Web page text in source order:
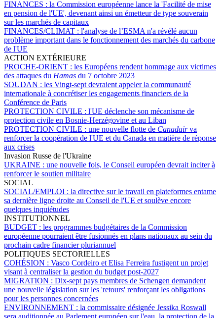
FINANCES : la Commission européenne lance la 'Facilité de mise
en pension de l'UE', devenant ainsi un émetteur de type souverain
sur les marchés de capitaux
FINANCES/CLIMAT : l'analyse de l’ESMA n'a révélé aucun
problème important dans le fonctionnement des marchés du carbone
de l'UE
ACTION EXTÉRIEURE
PROCHE-ORIENT : les Européens rendent hommage aux victimes
des attaques du Hamas du 7 octobre 2023
SOUDAN : les Vingt-sept devraient appeler la communauté
internationale à concrétiser les engagements financiers de la
Conférence de Paris
PROTECTION CIVILE : l'UE déclenche son mécanisme de
protection civile en Bosnie-Herzégovine et au Liban
PROTECTION CIVILE : une nouvelle flotte de Canadairva
renforcer la coopération de l'UE et du Canada en matière de réponse
aux crises
Invasion Russe de l'Ukraine
UKRAINE : une nouvelle fois, le Conseil européen devrait inciter à
renforcer le soutien militaire
SOCIAL
SOCIAL/EMPLOI : la directive sur le travail en plateformes entame
sa dernière ligne droite au Conseil de l'UE et soulève encore
quelques inquiétudes
INSTITUTIONNEL
BUDGET : les programmes budgétaires de la Commission
européenne pourraient être fusionnés en plans nationaux au sein du
prochain cadre financier pluriannuel
POLITIQUES SECTORIELLES
COHÉSION : Vasco Cordeiro et Elisa Ferreira fustigent un projet
visant à centraliser la gestion du budget post-2027
MIGRATION : Dix-sept pays membres de Schengen demandent
une nouvelle législation sur les 'retours' renforçant les obligations
pour les personnes concernées
ENVIRONNEMENT : la commissaire désignée Jessika Roswall
sera auditionnée au Parlement européen sur l'eau, la protection de la